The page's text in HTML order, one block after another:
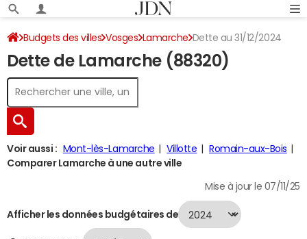
Budgets des villes Vosges Lamarche Dette au 31/12/2024
Dette de Lamarche (88320)
Voir aussi : Mont-lès-Lamarche Villotte
Romain-aux-Bois
Comparer Lamarche à une autre ville
Mise à jour le 07/11/25
Afficher les données budgétaires de